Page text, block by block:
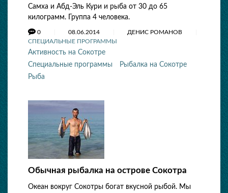
Самха и Абд-Эль Кури и рыба от 30 до 65
килограмм. Группа 4 человека.
0 08.06.2014
ДЕНИС РОМАНОВ
СПЕЦИАЛЬНЫЕ ПРОГРАММЫ
Активность на Сокотре
Специальные программы
Рыбалка на Сокотре
Рыба
Обычная рыбалка на острове Сокотра
Океан вокруг Сокотры богат вкусной рыбой. Мы